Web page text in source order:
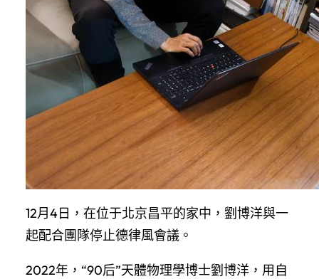
12月4日，在位于北京昌平的家中，劉博洋與一
起配合團隊停止德律風會議。
2022年，“90后”天體物理學博士劉博洋，用自